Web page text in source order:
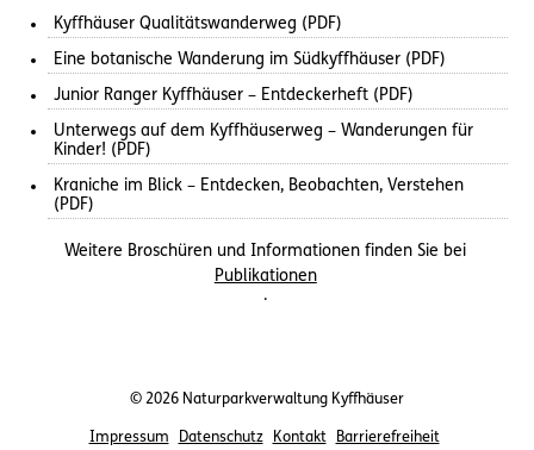
Kyffhäuser Qualitätswanderweg (PDF)
Eine botanische Wanderung im Südkyffhäuser (PDF)
Junior Ranger Kyffhäuser – Entdeckerheft (PDF)
Unterwegs auf dem Kyffhäuserweg – Wanderungen für
Kinder! (PDF)
Kraniche im Blick – Entdecken, Beobachten, Verstehen
(PDF)
Weitere Broschüren und Informationen finden Sie bei
Publikationen
.
© 2026 Naturparkverwaltung Kyffhäuser
Impressum Datenschutz Kontakt Barrierefreiheit